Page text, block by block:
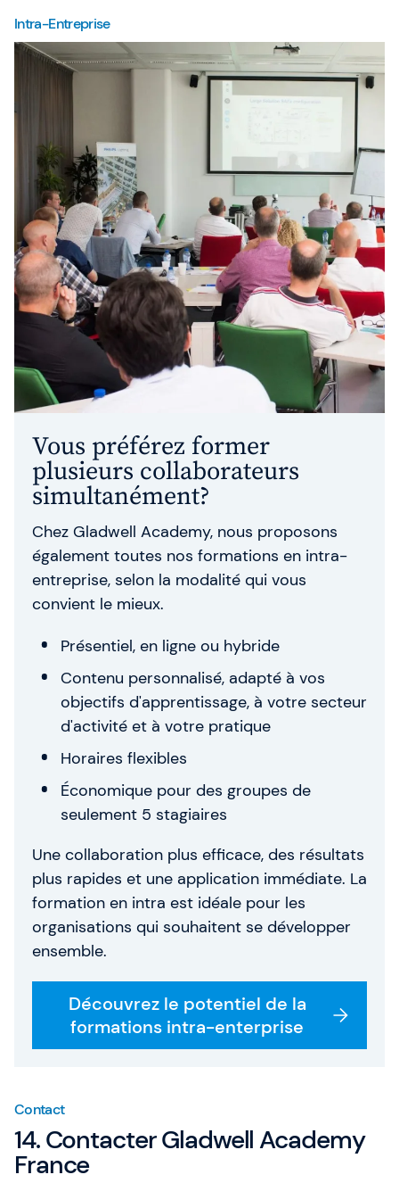
Intra-Entreprise
Vous préférez former
plusieurs collaborateurs
simultanément?
Chez Gladwell Academy, nous proposons
également toutes nos formations en intra-
entreprise, selon la modalité qui vous
convient le mieux.
Présentiel, en ligne ou hybride
Contenu personnalisé, adapté à vos
objectifs d'apprentissage, à votre secteur
d'activité et à votre pratique
Horaires flexibles
Économique pour des groupes de
seulement 5 stagiaires
Une collaboration plus efficace, des résultats
plus rapides et une application immédiate. La
formation en intra est idéale pour les
organisations qui souhaitent se développer
ensemble.
Découvrez le potentiel de la
formations intra-enterprise
Contact
14. Contacter Gladwell Academy
France